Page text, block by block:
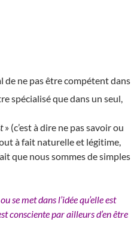
de ne pas être compétent dans
spécialisé que dans un seul,
» (c’est à dire ne pas savoir ou
à fait naturelle et légitime,
que nous sommes de simples
se met dans l’idée qu’elle est
consciente par ailleurs d’en être